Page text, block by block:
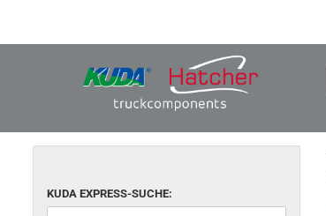
KUDA EXPRESS-SUCHE: